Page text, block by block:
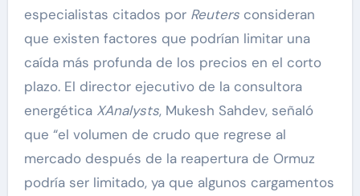
especialistas citados por Reutersconsideran
que existen factores que podrían limitar una
caída más profunda de los precios en el corto
plazo. El director ejecutivo de la consultora
energética XAnalysts, Mukesh Sahdev, señaló
que “el volumen de crudo que regrese al
mercado después de la reapertura de Ormuz
podría ser limitado, ya que algunos cargamentos